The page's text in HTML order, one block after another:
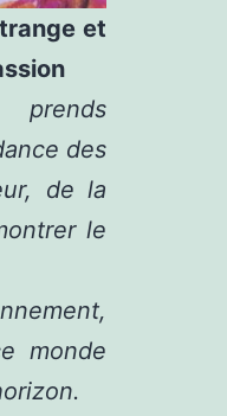
et
prends
des
de la
le
monde